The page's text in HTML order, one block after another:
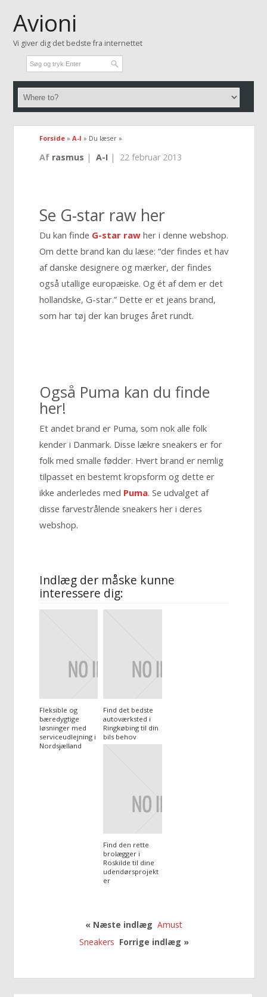
Avioni
Vi giver dig det bedste fra internettet
Forside» A-I » Du læser »
Af rasmus | A-I| 22 februar 2013
Se G-star raw her
Du kan finde G-star rawher i denne webshop.
Om dette brand kan du læse: “der findes et hav
af danske designere og mærker, der findes
også utallige europæiske. Og ét af dem er det
hollandske, G-star.” Dette er et jeans brand,
som har tøj der kan bruges året rundt.
Også Puma kan du finde
her!
Et andet brand er Puma, som nok alle folk
kender i Danmark. Disse lækre sneakers er for
folk med smalle fødder. Hvert brand er nemlig
tilpasset en bestemt kropsform og dette er
ikke anderledes med Puma. Se udvalget af
disse farvestrålende sneakers her i deres
webshop.
Indlæg der måske kunne
interessere dig:
Fleksible og
bæredygtige
løsninger med
serviceudlejning i
Nordsjælland
Find det bedste
autoværksted i
Ringkøbing til din
bils behov
Find den rette
brolægger i
Roskilde til dine
udendørsprojekt
er
« Næste indlægAmust
Sneakers Forrige indlæg »